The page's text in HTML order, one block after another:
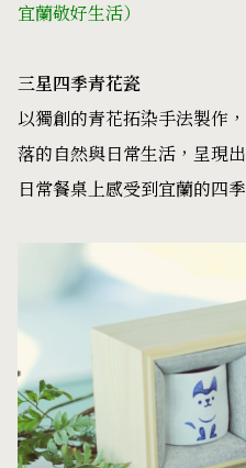
宜蘭敬好生活）
三星四季青花瓷
以獨創的青花拓染手法製作
落的自然與日常生活，呈現
日常餐桌上感受到宜蘭的四季